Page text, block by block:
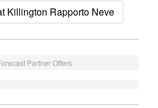
Killington Rapporto Neve
Partner Offers